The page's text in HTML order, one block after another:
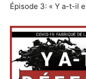
Épisode 3: « Y a-t-il